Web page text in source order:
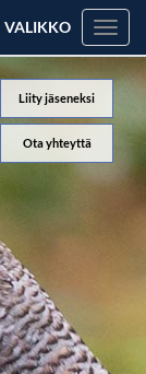
VALIKKO
Liity jäseneksi
Ota yhteyttä